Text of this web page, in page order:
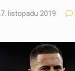
listopadu 2019